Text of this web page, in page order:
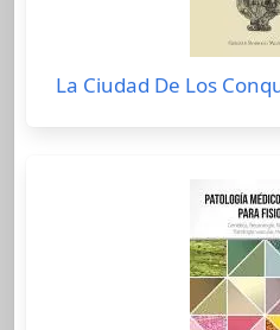
La Ciudad De Los